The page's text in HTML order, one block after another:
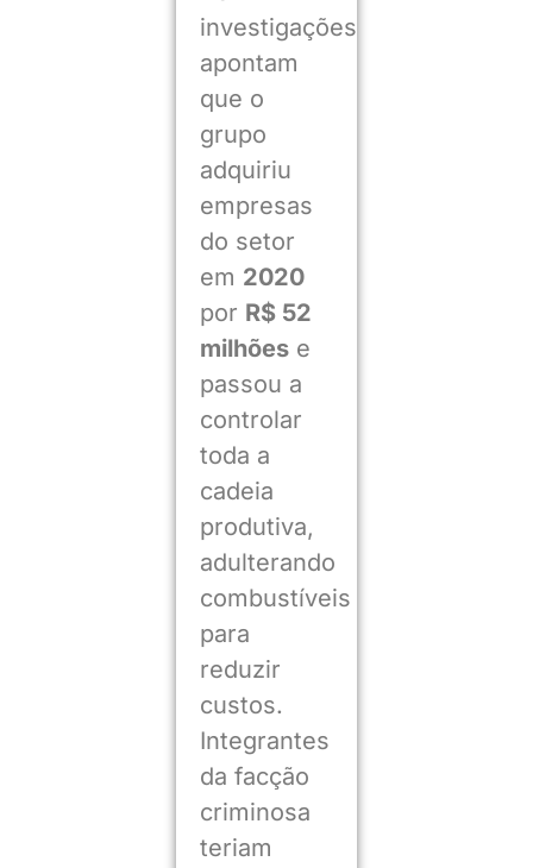
investigações
apontam
que o
grupo
adquiriu
empresas
do setor
em 2020
por R$ 52
milhõese
passou a
controlar
toda a
cadeia
produtiva,
adulterando
combustíveis
para
reduzir
custos.
Integrantes
da facção
criminosa
teriam